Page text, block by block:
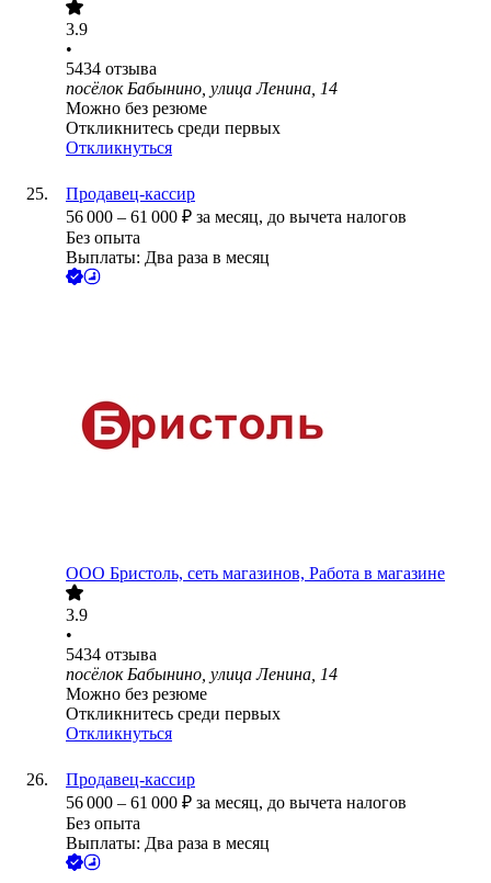
3.9
•
5434 отзыва
посёлок Бабынино, улица Ленина, 14
Можно без резюме
Откликнитесь среди первых
Откликнуться
Продавец-кассир
56 000 – 61 000 ₽ за месяц, до вычета налогов
Без опыта
Выплаты: Два раза в месяц
ООО Бристоль, сеть магазинов, Работа в магазине
3.9
•
5434 отзыва
посёлок Бабынино, улица Ленина, 14
Можно без резюме
Откликнитесь среди первых
Откликнуться
Продавец-кассир
56 000 – 61 000 ₽ за месяц, до вычета налогов
Без опыта
Выплаты: Два раза в месяц